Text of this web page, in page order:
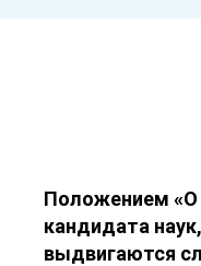
Положением «О
кандидата
выдвигаются